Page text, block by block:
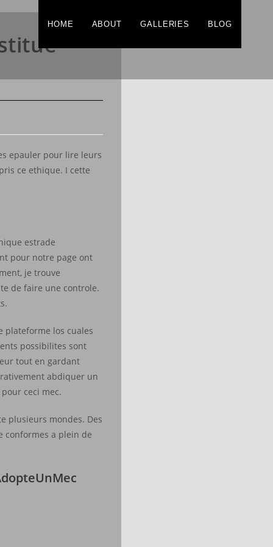
HOME ABOUT GALLERIES BLOG
epauler pour lire leurs
ce ethique. I cette
estrade
pour notre page ont
je trouve
de faire une controle.
plateforme los cuales
possibilites sont
tout en gardant
abdiquer un
ceci mec.
plusieurs mondes. Des
conformes a plein de